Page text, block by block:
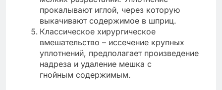
прокалывают иглой, через которую
выкачивают содержимое в шприц.
Классическое хирургическое
вмешательство – иссечение крупных
уплотнений, предполагает произведение
надреза и удаление мешка с
гнойным содержимым.